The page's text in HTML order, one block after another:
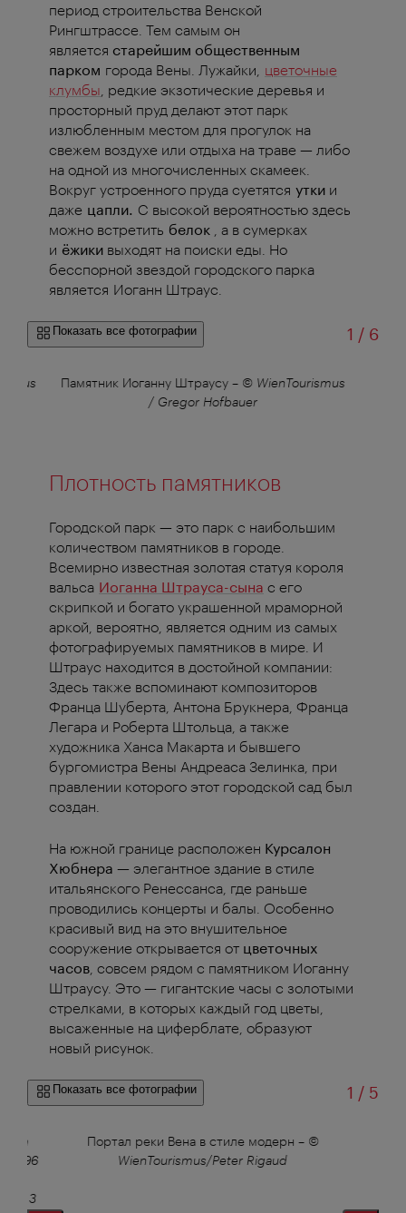
период строительства Венской
Рингштрассе. Тем самым он
является старейшим общественным
парком города Вены. Лужайки, цветочные
клумбы , редкие экзотические деревья и
просторный пруд делают этот парк
излюбленным местом для прогулок на
свежем воздухе или отдыха на траве — либо
на одной из многочисленных скамеек.
Вокруг устроенного пруда суетятся утки и
даже цапли. С высокой вероятностью здесь
можно встретить белок
, а в сумерках
и ёжики выходят на поиски еды. Но
бесспорной звездой городского парка
является Иоганн Штраус
Показать все фотографии 1 /из
6
Памятник Иоганну Штраусу – © WienTourismus
/ Gregor Hofbauer
Плотность памятников
Городской парк — это парк с наибольшим
количеством памятников в городе.
Всемирно известная золотая статуя короля
вальса Иоганна Штрауса-сына с его
скрипкой и богато украшенной мраморной
аркой, вероятно, является одним из самых
фотографируемых памятников в мире. И
Штраус находится в достойной компании:
Здесь также вспоминают композиторов
Франца Шуберта, Антона Брукнера, Франца
Легара и Роберта Штольца, а также
художника Ханса Макарта и бывшего
бургомистра Вены Андреаса Зелинка, при
правлении которого этот городской сад был
создан.
На южной границе расположен Курсалон
Хюбнера — элегантное здание в стиле
итальянского Ренессанса, где раньше
проводились концерты и балы. Особенно
красивый вид на это внушительное
сооружение открывается от цветочных
часов , совсем рядом с памятником Иоганну
Штраусу. Это — гигантские часы с золотыми
стрелками, в которых каждый год цветы,
высаженные на циферблате, образуют
новый рисунок.
Показать все фотографии 1 /из
5
im
1996
3
Портал реки Вена в стиле модерн – ©
WienTourismus/Peter Rigaud